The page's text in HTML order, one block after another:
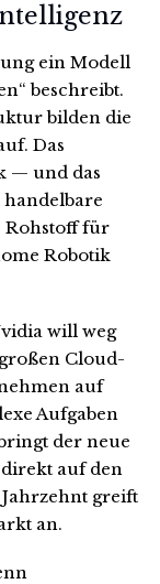
ein Modell
beschreibt.
bilden die
Das
— und das
handelbare
Rohstoff für
Robotik
will weg
Cloud-
auf
Aufgaben
der neue
auf den
greift
an.